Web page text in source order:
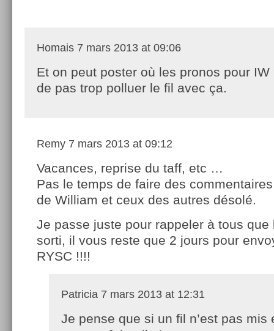
Homais 7 mars 2013 at 09:06
Et on peut poster où les pronos pour IW
de pas trop polluer le fil avec ça.
Remy 7 mars 2013 at 09:12
Vacances, reprise du taff, etc …
Pas le temps de faire des commentaires
de William et ceux des autres désolé.
Je passe juste pour rappeler à tous que
sorti, il vous reste que 2 jours pour
RYSC !!!!
Patricia 7 mars 2013 at 12:31
Je pense que si un fil n’est pas mis